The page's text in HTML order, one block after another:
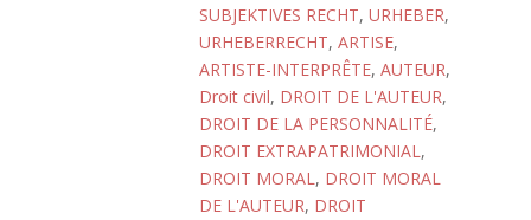
SUBJEKTIVES RECHT, URHEBER,
URHEBERRECHT, ARTISE,
ARTISTE-INTERPRÊTE, AUTEUR,
Droit civil, DROIT DE L'AUTEUR,
DROIT DE LA PERSONNALITÉ,
DROIT EXTRAPATRIMONIAL,
DROIT MORAL, DROIT MORAL
DE L'AUTEUR, DROIT